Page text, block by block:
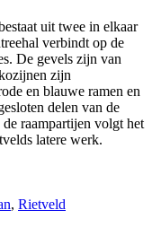
uit twee in elkaar
verbindt op de
De gevels zijn van
zijn
en blauwe ramen en
delen van de
raampartijen volgt het
latere werk.
, Rietveld